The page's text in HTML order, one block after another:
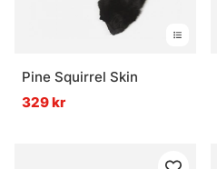
Pine Squirrel Skin
329 kr